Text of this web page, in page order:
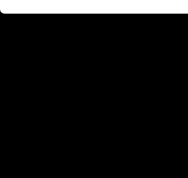
Pottera přišla s ráznou